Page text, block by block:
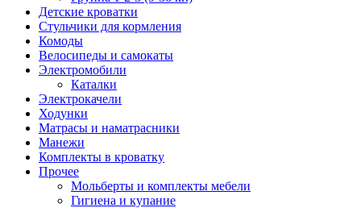
Детские кроватки
Стульчики для кормления
Комоды
Велосипеды и самокаты
Электромобили
Каталки
Электрокачели
Ходунки
Матрасы и наматрасники
Манежи
Комплекты в кроватку
Прочее
Мольберты и комплекты мебели
Гигиена и купание